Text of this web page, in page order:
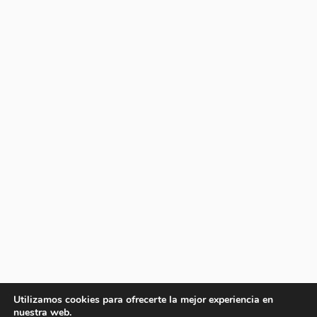
Utilizamos cookies para ofrecerte la mejor experiencia en
nuestra web.